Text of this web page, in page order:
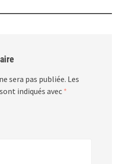
sera pas publiée. Les
indiqués avec *